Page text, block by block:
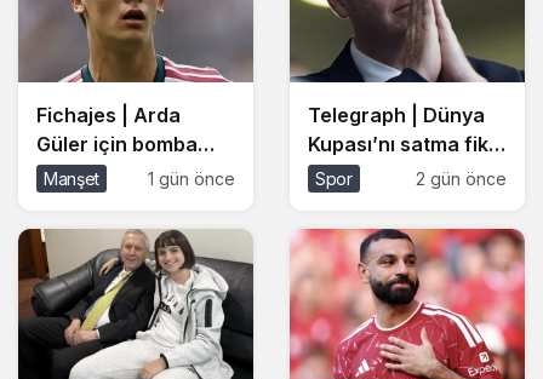
Fichajes | Arda
Güler için bomba
transfer iddiası:
ortaya çıktı
Manşet 1 gün önce
Telegraph | Dünya
Kupası’nı satma fikri
sonrası ikinci
Infantino’nun
sevgilisine sus payı
ödemesi
Spor 2 gün önce